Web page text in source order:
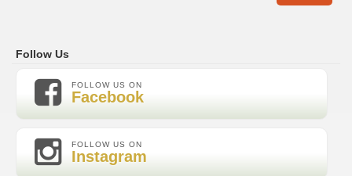
Follow Us
FOLLOW US ON
Facebook
FOLLOW US ON
Instagram